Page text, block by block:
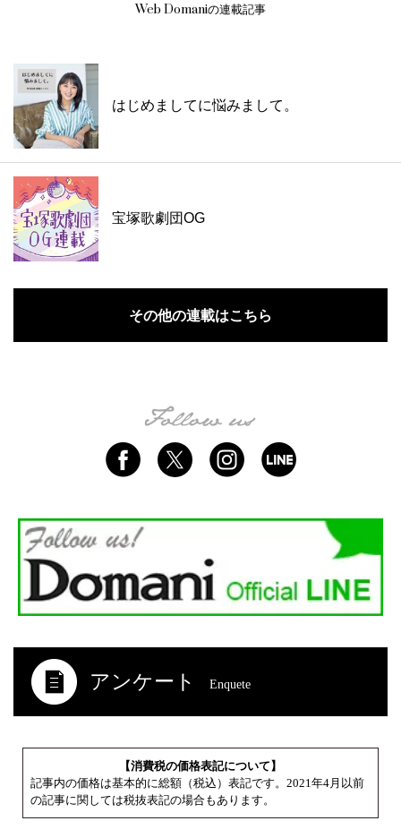
Web Domaniの連載記事
はじめましてに悩みまして。
宝塚歌劇団OG
その他の連載はこちら
アンケート Enquete
【消費税の価格表記について】
記事内の価格は基本的に総額（税込）表記です。2021年4月以前
の記事に関しては税抜表記の場合もあります。